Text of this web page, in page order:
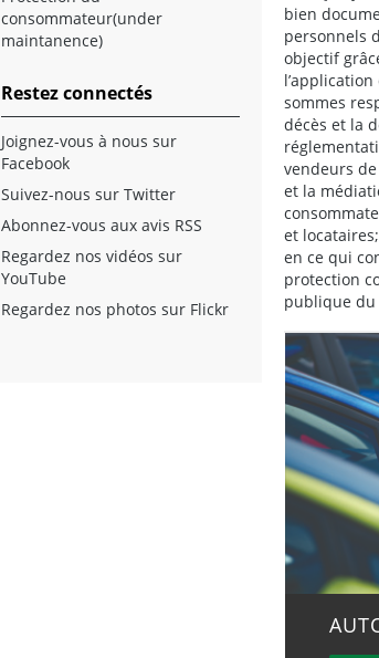
bien
personnels
objectif
sommes
décès et la
vendeurs
et la
et
en ce qui
protection
publique
consommateur(under
maintanence)
Restez connectés
Joignez-vous à nous sur
Facebook
Suivez-nous sur Twitter
Abonnez-vous aux avis RSS
Regardez nos vidéos sur
YouTube
Regardez nos photos sur Flickr